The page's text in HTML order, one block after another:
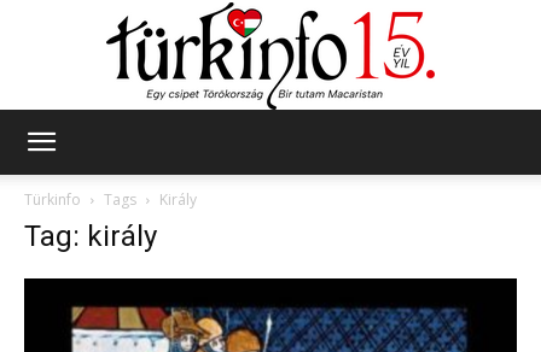
Türkinfo
Tags Király
Tag: király